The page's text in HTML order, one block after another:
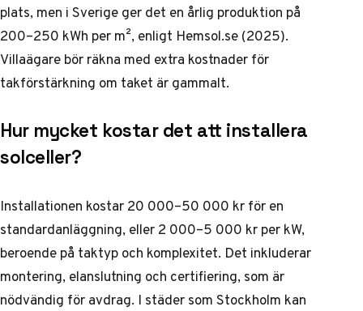
plats, men i Sverige ger det en årlig produktion på
200–250 kWh per m², enligt Hemsol.se (2025).
Villaägare bör räkna med extra kostnader för
takförstärkning om taket är gammalt.
Hur mycket kostar det att installera
solceller?
Installationen kostar 20 000–50 000 kr för en
standardanläggning, eller 2 000–5 000 kr per kW,
beroende på taktyp och komplexitet. Det inkluderar
montering, elanslutning och certifiering, som är
nödvändig för avdrag. I städer som Stockholm kan